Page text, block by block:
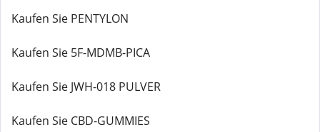
Kaufen Sie PENTYLON
Kaufen Sie 5F-MDMB-PICA
Kaufen Sie JWH-018 PULVER
Kaufen Sie CBD-GUMMIES